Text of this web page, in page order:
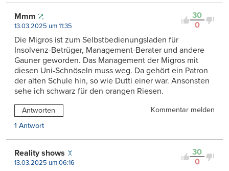
30
0
Mmm
13.03.2025 um 11:35
Die Migros ist zum Selbstbedienungsladen für
Insolvenz-Betrüger, Management-Berater und andere
Gauner geworden. Das Management der Migros mit
diesen Uni-Schnöseln muss weg. Da gehört ein Patron
der alten Schule hin, so wie Dutti einer war. Ansonsten
sehe ich schwarz für den orangen Riesen.
Antworten
Kommentar melden
1 Antwort
30
0
Reality shows
13.03.2025 um 06:16